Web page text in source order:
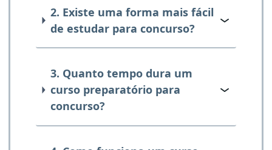
2. Existe uma forma mais fácil
de estudar para concurso?
3. Quanto tempo dura um
curso preparatório para
concurso?